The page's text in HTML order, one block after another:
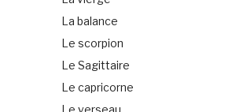
La balance
Le scorpion
Le Sagittaire
Le capricorne
Le verseau